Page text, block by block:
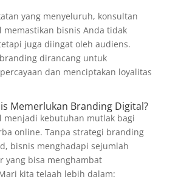
yang menyeluruh, konsultan
bisnis Anda tidak
juga diingat oleh audiens.
dirancang untuk
dan menciptakan loyalitas
Memerlukan Branding Digital?
menjadi kebutuhan mutlak bagi
online. Tanpa strategi branding
bisnis menghadapi sejumlah
yang bisa menghambat
kita telaah lebih dalam: